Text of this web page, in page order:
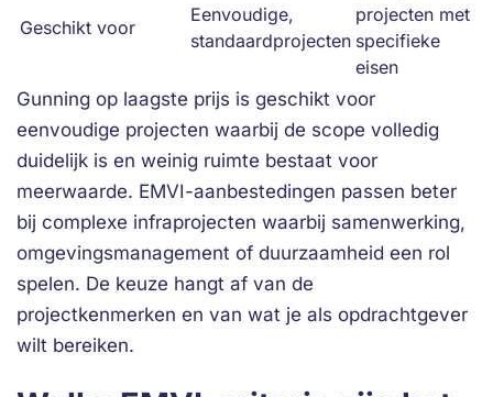
Geschikt voor
Eenvoudige,
standaardprojecten
projecten met
specifieke
eisen
Gunning op laagste prijs is geschikt voor
eenvoudige projecten waarbij de scope volledig
duidelijk is en weinig ruimte bestaat voor
meerwaarde. EMVI-aanbestedingen passen beter
bij complexe infraprojecten waarbij samenwerking,
omgevingsmanagement of duurzaamheid een rol
spelen. De keuze hangt af van de
projectkenmerken en van wat je als opdrachtgever
wilt bereiken.